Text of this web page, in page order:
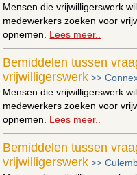
Mensen die vrijwilligerswerk
medewerkers zoeken voor
opnemen. Lees meer..
Bemiddelen tussen
vrijwilligerswerk >>
Mensen die vrijwilligerswerk
medewerkers zoeken voor
opnemen. Lees meer..
Bemiddelen tussen
vrijwilligerswerk >>